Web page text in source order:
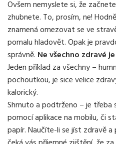
Ovšem nemyslete si, že
zhubnete. To, prosím, ne!
znamená omezovat se ve
pomalu hladovět. Opak je
správně. Ne všechno zdravé
Jeden příklad za všechny –
pochoutkou, je sice velice
kalorický.
Shrnuto a podtrženo – je třeba
pomocí aplikace na mobilu, či
papír. Naučíte-li se jíst zdravě